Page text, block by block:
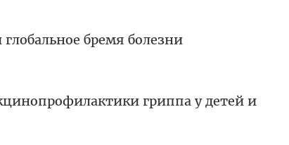
бремя болезни
гриппа у детей и